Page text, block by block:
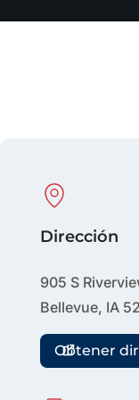
Dirección
905 S
Bellevue, IA
Obtener